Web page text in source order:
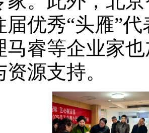
届优秀“头雁”
马睿等企业家
源支持。